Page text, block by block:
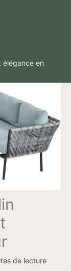
élégance en
de lecture